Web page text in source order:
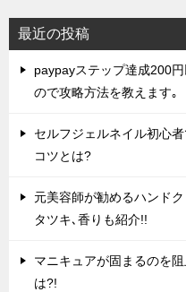
最近の投稿
paypayステップ達成200
ので攻略方法を教えます｡
セルフジェルネイル初心
コツとは?
元美容師が勧めるハンド
タツキ､香りも紹介!!
マニキュアが固まるのを
は?!